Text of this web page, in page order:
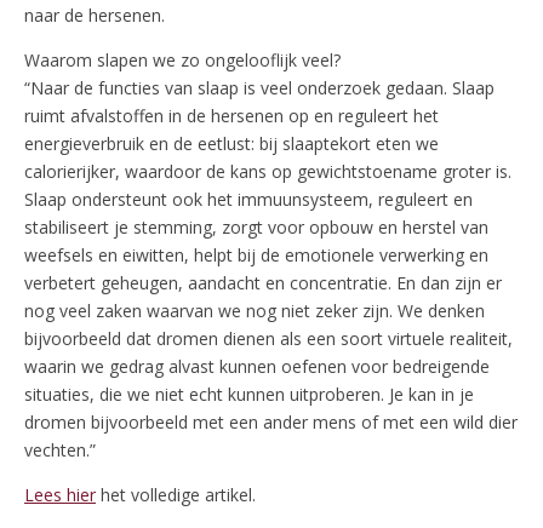
naar de hersenen.
Waarom slapen we zo ongelooflijk veel?
“Naar de functies van slaap is veel onderzoek gedaan. Slaap
ruimt afvalstoffen in de hersenen op en reguleert het
energieverbruik en de eetlust: bij slaaptekort eten we
calorierijker, waardoor de kans op gewichtstoename groter is.
Slaap ondersteunt ook het immuunsysteem, reguleert en
stabiliseert je stemming, zorgt voor opbouw en herstel van
weefsels en eiwitten, helpt bij de emotionele verwerking en
verbetert geheugen, aandacht en concentratie. En dan zijn er
nog veel zaken waarvan we nog niet zeker zijn. We denken
bijvoorbeeld dat dromen dienen als een soort virtuele realiteit,
waarin we gedrag alvast kunnen oefenen voor bedreigende
situaties, die we niet echt kunnen uitproberen. Je kan in je
dromen bijvoorbeeld met een ander mens of met een wild dier
vechten.”
Lees hier het volledige artikel.